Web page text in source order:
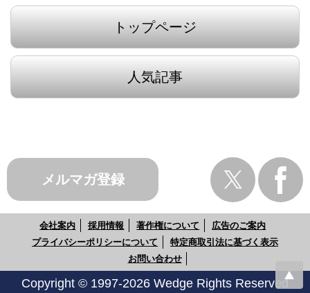
トップページ
人気記事
メルマガ登録
会社案内 採用情報 著作権について
広告のご案内
プライバシーポリシーについて
特定商取引法に基づく表示
お問い合わせ
Copyright © 1997-2026 Wedge Rights Reserved